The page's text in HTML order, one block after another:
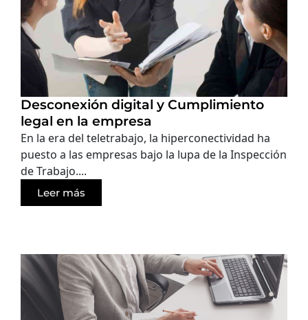
Desconexión digital y Cumplimiento
legal en la empresa
En la era del teletrabajo, la hiperconectividad ha
puesto a las empresas bajo la lupa de la Inspección
de Trabajo....
Leer más